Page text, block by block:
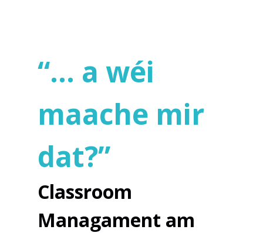
“… a wéi
maache mir
dat?”
Classroom
Managament am